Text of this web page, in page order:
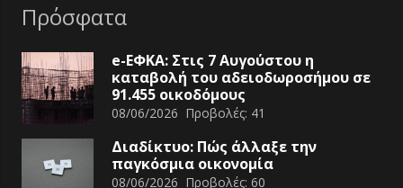
Πρόσφατα
e-ΕΦΚΑ: Στις 7 Αυγούστου η
καταβολή του αδειοδωροσήμου σε
91.455 οικοδόμους
08/06/2026 Προβολές: 41
Διαδίκτυο: Πώς άλλαξε την
παγκόσμια οικονομία
08/06/2026 Προβολές: 60